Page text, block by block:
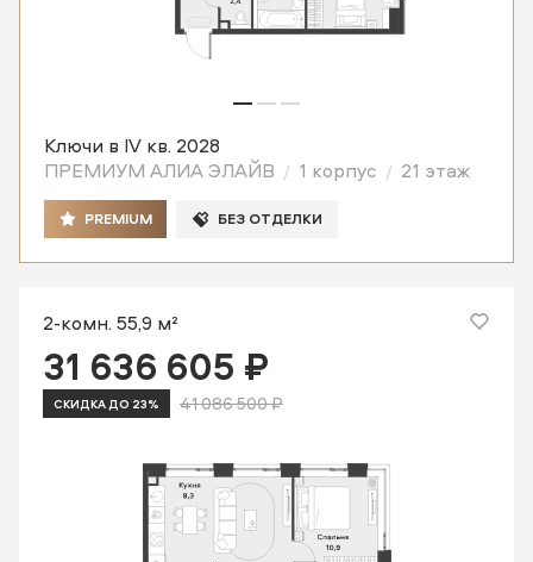
Ключи в IV кв. 2028
ПРЕМИУМ АЛИА ЭЛАЙВ
1 корпус 21 этаж
PREMIUM БЕЗ ОТДЕЛКИ
2-комн. 55,9 м²
31 636 605 ₽
СКИДКА ДО 23% 41 086 500 ₽